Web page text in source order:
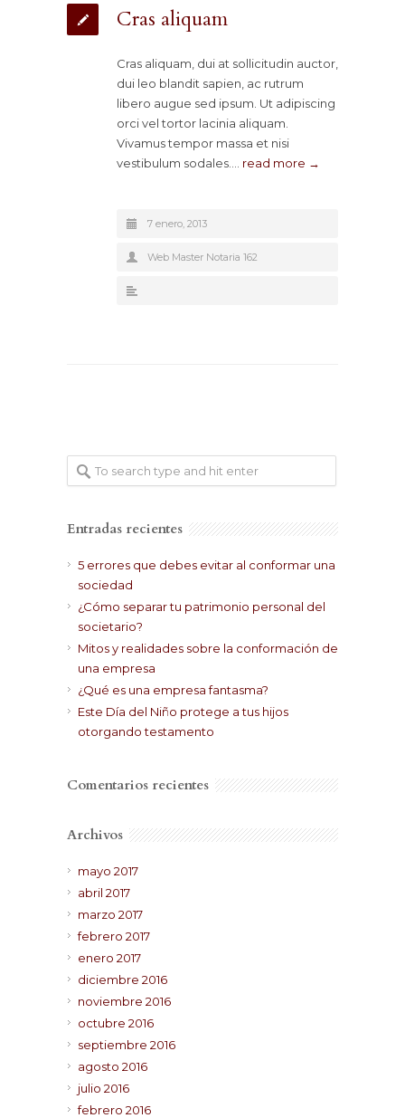
Cras aliquam
Cras aliquam, dui at sollicitudin auctor,
dui leo blandit sapien, ac rutrum
libero augue sed ipsum. Ut adipiscing
orci vel tortor lacinia aliquam.
Vivamus tempor massa et nisi
vestibulum sodales.… read more →
7 enero, 2013
Web Master Notaria 162
Entradas recientes
5 errores que debes evitar al conformar una
sociedad
¿Cómo separar tu patrimonio personal del
societario?
Mitos y realidades sobre la conformación de
una empresa
¿Qué es una empresa fantasma?
Este Día del Niño protege a tus hijos
otorgando testamento
Comentarios recientes
Archivos
mayo 2017
abril 2017
marzo 2017
febrero 2017
enero 2017
diciembre 2016
noviembre 2016
octubre 2016
septiembre 2016
agosto 2016
julio 2016
febrero 2016